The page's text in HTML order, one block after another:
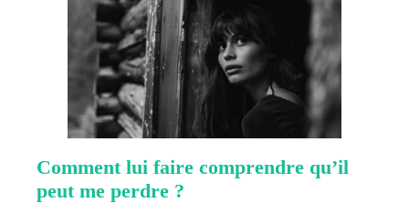
Comment lui faire comprendre qu’il
peut me perdre ?